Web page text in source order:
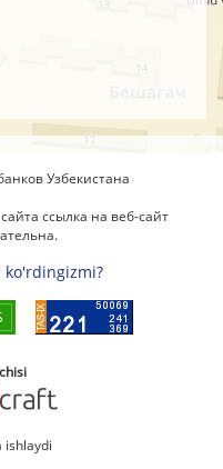
Узбекистана
ссылка на веб-сайт
ishlaydi